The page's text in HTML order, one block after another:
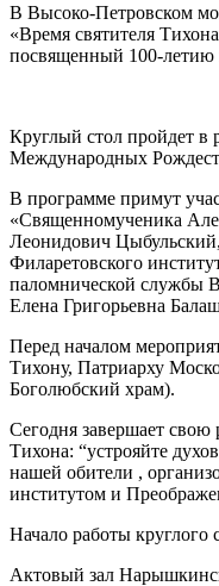
В Высоко-Петровском
«Время святителя
посвященный 100-летию
Круглый стол пройдет в
Международных
В программе примут
«Священномученика
Леонидович
Филаретовского
паломнической службы
Елена Григорьевна
Перед началом
Тихону, Патриарху
Боголюбский храм).
Сегодня завершает свою
Тихона: “устрояйте
нашей обители ,
институтом и
Начало работы круглого
Актовый зал